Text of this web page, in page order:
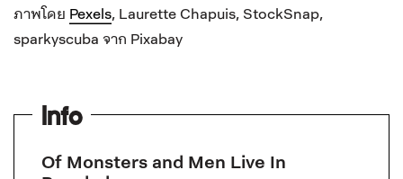
ภาพโดย Pexels, Laurette Chapuis, StockSnap,
sparkyscuba จาก Pixabay
Info
Of Monsters and Men Live In